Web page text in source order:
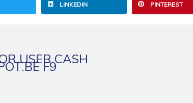
LINKEDIN PINTEREST
USER CASH
F9